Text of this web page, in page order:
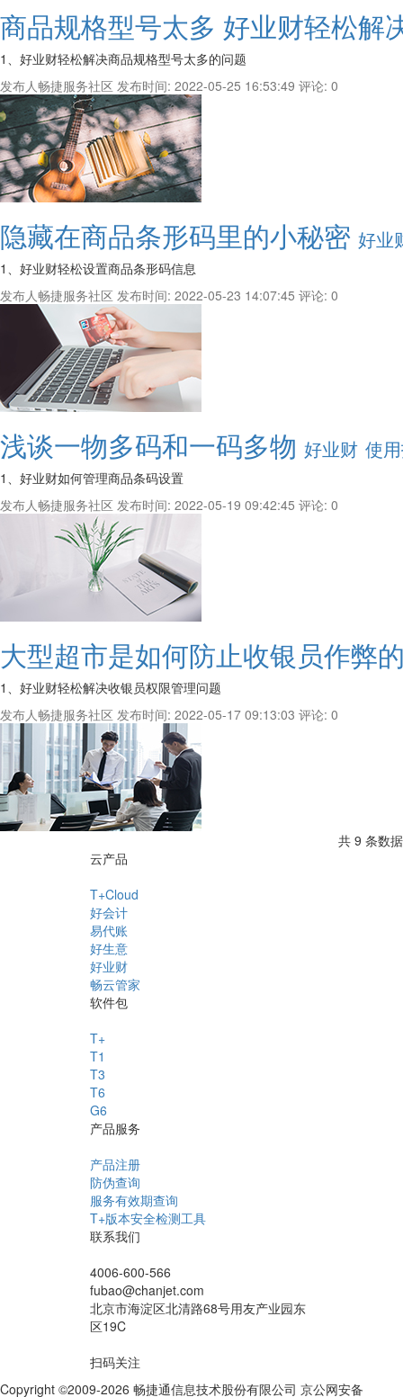
商品规格型号太多 好业财轻松解
1、好业财轻松解决商品规格型号太多的问题
发布人畅捷服务社区 发布时间: 2022-05-25 16:53:49 评论: 0
隐藏在商品条形码里的小秘密 好业
1、好业财轻松设置商品条形码信息
发布人畅捷服务社区 发布时间: 2022-05-23 14:07:45 评论: 0
浅谈一物多码和一码多物 好业财 使
1、好业财如何管理商品条码设置
发布人畅捷服务社区 发布时间: 2022-05-19 09:42:45 评论: 0
大型超市是如何防止收银员作弊
1、好业财轻松解决收银员权限管理问题
发布人畅捷服务社区 发布时间: 2022-05-17 09:13:03 评论: 0
共 9 条数据
云产品
T+Cloud
好会计
易代账
好生意
好业财
畅云管家
软件包
T+
T1
T3
T6
G6
产品服务
产品注册
防伪查询
服务有效期查询
T+版本安全检测工具
联系我们
4006-600-566
fubao@chanjet.com
北京市海淀区北清路68号用友产业园东
区19C
扫码关注
Copyright ©2009-2026 畅捷通信息技术股份有限公司 京公网安备